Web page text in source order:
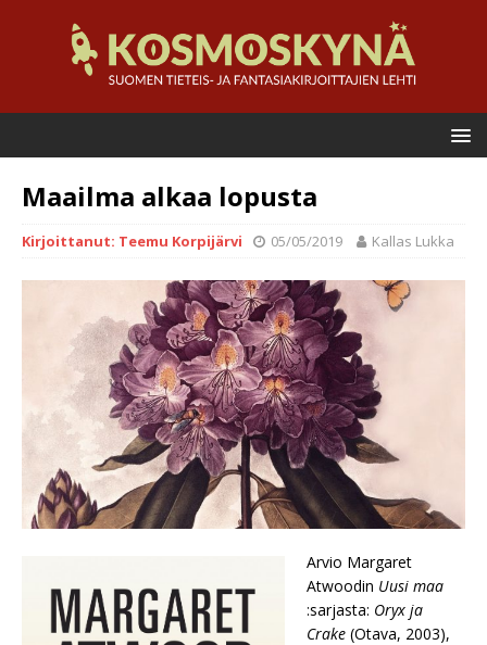
Maailma alkaa lopusta
Kirjoittanut: Teemu Korpijärvi 05/05/2019 Kallas Lukka
Arvio Margaret
Atwoodin Uusi maa
:sarjasta: Oryx ja
Crake (Otava, 2003),